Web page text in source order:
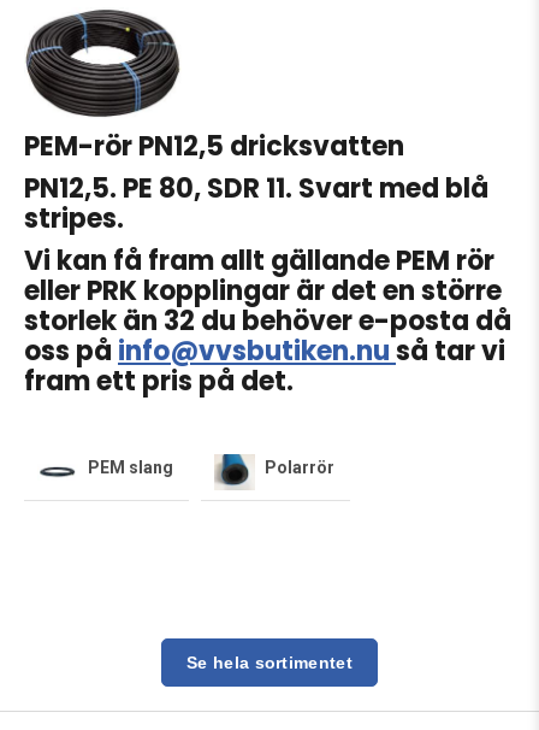
PEM-rör PN12,5 dricksvatten
PN12,5. PE 80, SDR 11. Svart med blå
stripes.
Vi kan få fram allt gällande PEM rör
eller PRK kopplingar är det en större
storlek än 32 du behöver e-posta då
oss på info@vvsbutiken.nuså tar vi
fram ett pris på det.
PEM slang Polarrör
Se hela sortimentet